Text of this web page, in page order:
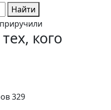
Найти
кого
329